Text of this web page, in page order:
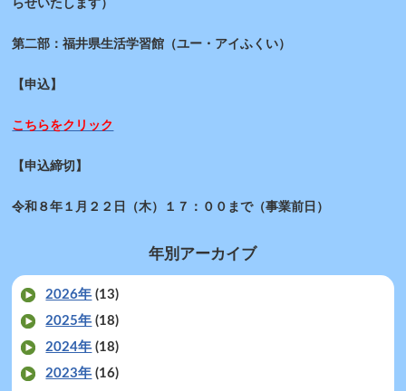
らせいたします）
第二部：福井県生活学習館（ユー・アイふくい）
【申込】
こちらをクリック
【申込締切】
令和８年１月２２日（木）１７：００まで（事業前日）
年別アーカイブ
2026年 (13)
2025年 (18)
2024年 (18)
2023年 (16)